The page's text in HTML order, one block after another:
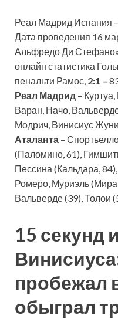
Реал Мадрид Испания
Дата проведения 16
Альфредо Ди
онлайн статистика
пенальти Рамос, 2:1 –
Реал Мадрид –
Варан, Начо,
Модрич, Винисиус
Аталанта –
(Паломино, 61),
Пессина (Кальдара,
Ромеро, Муриэль
Вальверде (39), Толои
15 секунд
пробежал
обыграл